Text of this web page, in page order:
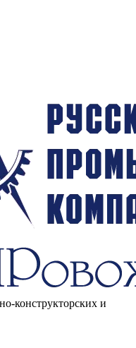
конструкторских и